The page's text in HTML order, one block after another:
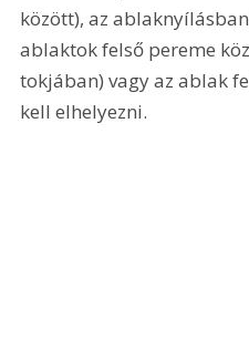
között), az
ablaktok felső pereme
tokjában) vagy az ablak
kell elhelyezni.